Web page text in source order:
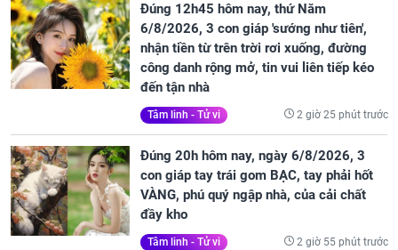
Đúng 12h45 hôm nay, thứ Năm
6/8/2026, 3 con giáp 'sướng như tiên',
nhận tiền từ trên trời rơi xuống, đường
công danh rộng mở, tin vui liên tiếp kéo
đến tận nhà
Tâm linh - Tử vi 2 giờ 25 phút trước
Đúng 20h hôm nay, ngày 6/8/2026, 3
con giáp tay trái gom BẠC, tay phải hốt
VÀNG, phú quý ngập nhà, của cải chất
đầy kho
Tâm linh - Tử vi 2 giờ 55 phút trước